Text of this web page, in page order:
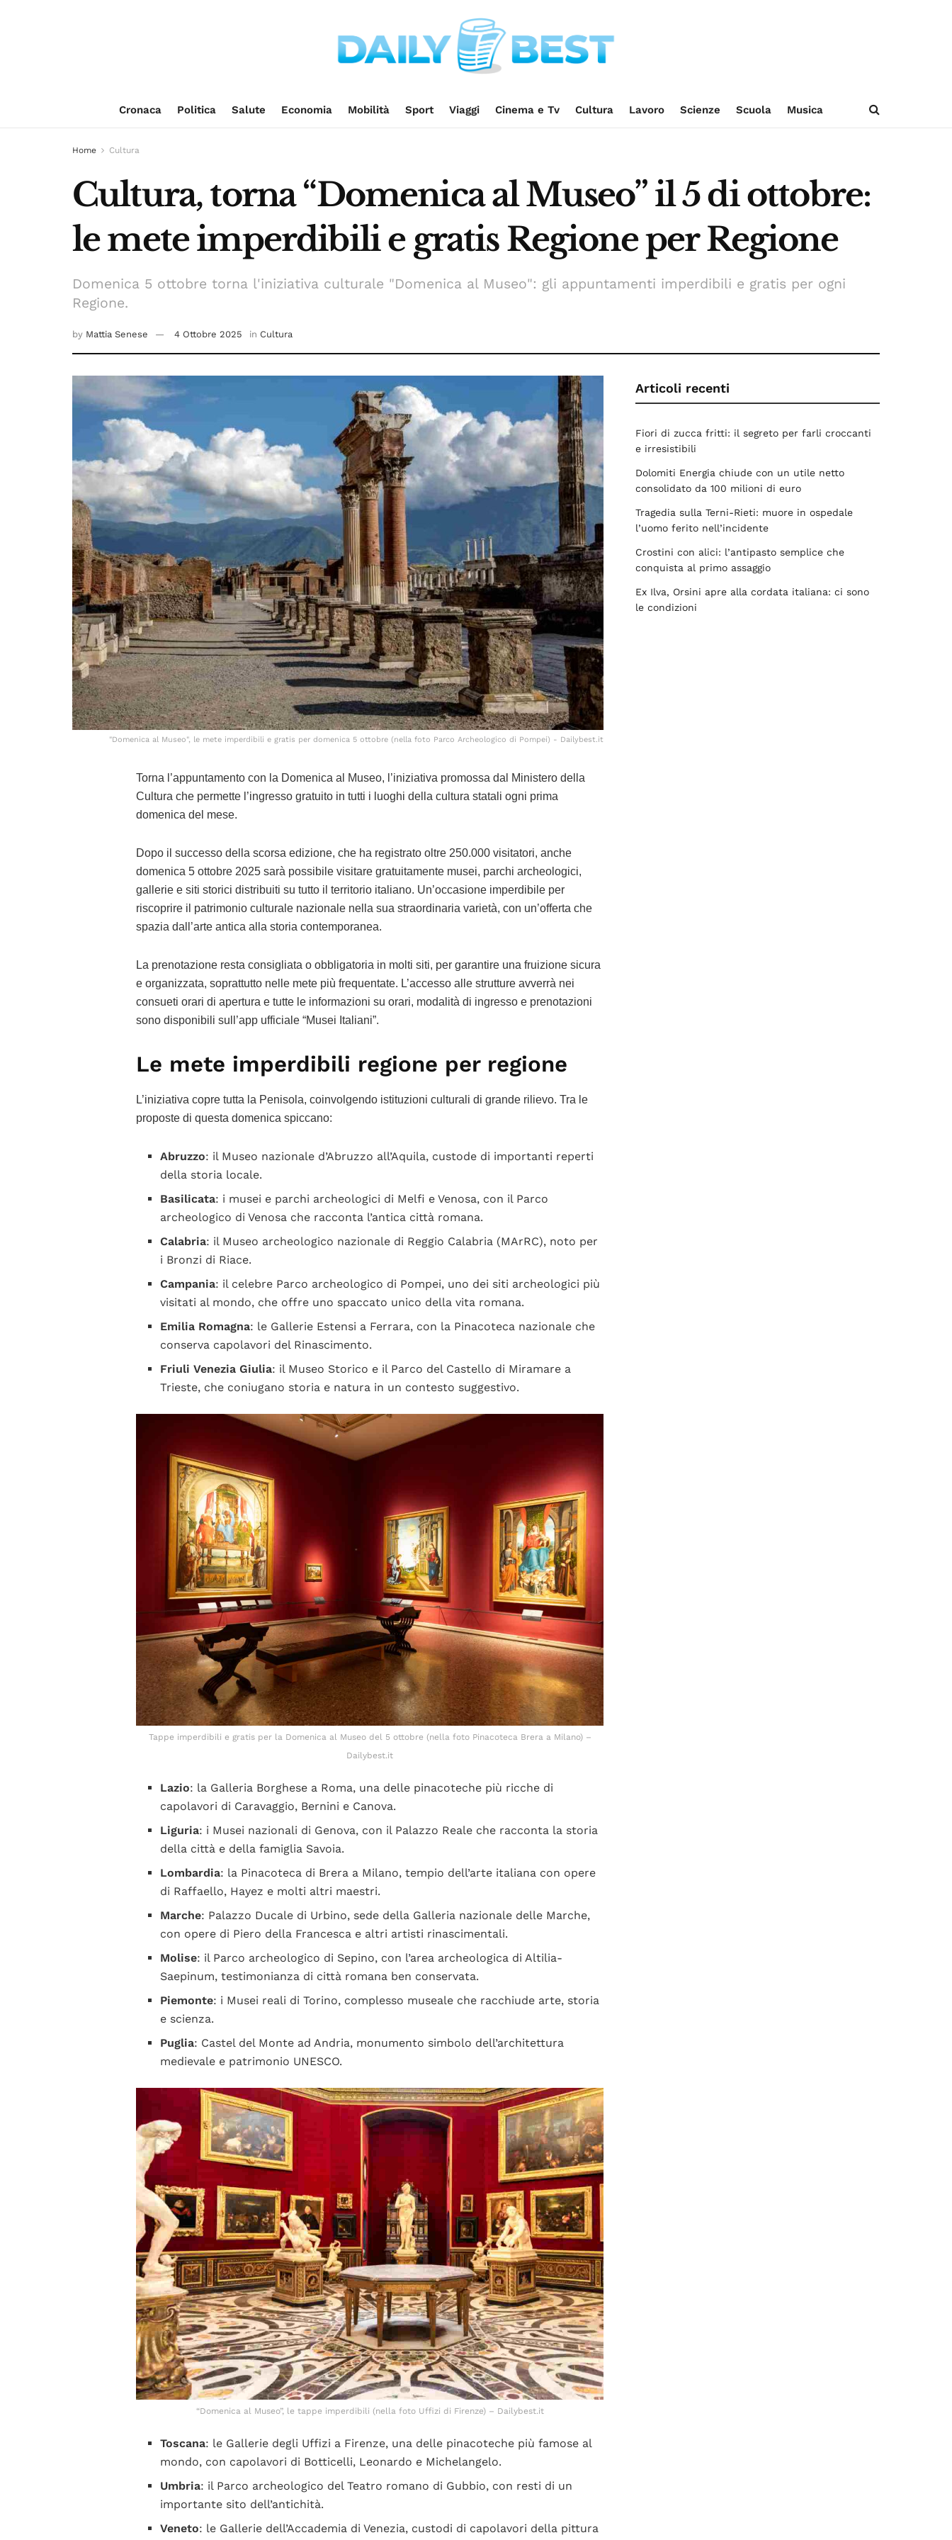
Cronaca Politica Salute Economia Mobilità Sport Viaggi Cinema e Tv Cultura Lavoro Scienze Scuola Musica
Home Cultura
Cultura, torna “Domenica al Museo” il 5 di ottobre:
le mete imperdibili e gratis Regione per Regione
Domenica 5 ottobre torna l'iniziativa culturale "Domenica al Museo": gli appuntamenti imperdibili e gratis per ogni
Regione.
by Mattia Senese 4 Ottobre 2025 in Cultura
"Domenica al Museo", le mete imperdibili e gratis per domenica 5 ottobre (nella foto Parco Archeologico di Pompei) - Dailybest.it
Torna l’appuntamento con la Domenica al Museo, l’iniziativa promossa dal Ministero della
Cultura che permette l’ingresso gratuito in tutti i luoghi della cultura statali ogni prima
domenica del mese.
Dopo il successo della scorsa edizione, che ha registrato oltre 250.000 visitatori, anche
domenica 5 ottobre 2025 sarà possibile visitare gratuitamente musei, parchi archeologici,
gallerie e siti storici distribuiti su tutto il territorio italiano. Un’occasione imperdibile per
riscoprire il patrimonio culturale nazionale nella sua straordinaria varietà, con un’offerta che
spazia dall’arte antica alla storia contemporanea.
La prenotazione resta consigliata o obbligatoria in molti siti, per garantire una fruizione sicura
e organizzata, soprattutto nelle mete più frequentate. L’accesso alle strutture avverrà nei
consueti orari di apertura e tutte le informazioni su orari, modalità di ingresso e prenotazioni
sono disponibili sull’app ufficiale “Musei Italiani”.
Le mete imperdibili regione per regione
L’iniziativa copre tutta la Penisola, coinvolgendo istituzioni culturali di grande rilievo. Tra le
proposte di questa domenica spiccano:
Abruzzo: il Museo nazionale d’Abruzzo all’Aquila, custode di importanti reperti
della storia locale.
Basilicata: i musei e parchi archeologici di Melfi e Venosa, con il Parco
archeologico di Venosa che racconta l’antica città romana.
Calabria: il Museo archeologico nazionale di Reggio Calabria (MArRC), noto per
i Bronzi di Riace.
Campania: il celebre Parco archeologico di Pompei, uno dei siti archeologici più
visitati al mondo, che offre uno spaccato unico della vita romana.
Emilia Romagna: le Gallerie Estensi a Ferrara, con la Pinacoteca nazionale che
conserva capolavori del Rinascimento.
Friuli Venezia Giulia: il Museo Storico e il Parco del Castello di Miramare a
Trieste, che coniugano storia e natura in un contesto suggestivo.
Tappe imperdibili e gratis per la Domenica al Museo del 5 ottobre (nella foto Pinacoteca Brera a Milano) –
Dailybest.it
Lazio: la Galleria Borghese a Roma, una delle pinacoteche più ricche di
capolavori di Caravaggio, Bernini e Canova.
Liguria: i Musei nazionali di Genova, con il Palazzo Reale che racconta la storia
della città e della famiglia Savoia.
Lombardia: la Pinacoteca di Brera a Milano, tempio dell’arte italiana con opere
di Raffaello, Hayez e molti altri maestri.
Marche: Palazzo Ducale di Urbino, sede della Galleria nazionale delle Marche,
con opere di Piero della Francesca e altri artisti rinascimentali.
Molise: il Parco archeologico di Sepino, con l’area archeologica di Altilia-
Saepinum, testimonianza di città romana ben conservata.
Piemonte: i Musei reali di Torino, complesso museale che racchiude arte, storia
e scienza.
Puglia: Castel del Monte ad Andria, monumento simbolo dell’architettura
medievale e patrimonio UNESCO.
“Domenica al Museo”, le tappe imperdibili (nella foto Uffizi di Firenze) – Dailybest.it
Toscana: le Gallerie degli Uffizi a Firenze, una delle pinacoteche più famose al
mondo, con capolavori di Botticelli, Leonardo e Michelangelo.
Umbria: il Parco archeologico del Teatro romano di Gubbio, con resti di un
importante sito dell’antichità.
Veneto: le Gallerie dell’Accademia di Venezia, custodi di capolavori della pittura
Articoli recenti
Fiori di zucca fritti: il segreto per farli croccanti
e irresistibili
Dolomiti Energia chiude con un utile netto
consolidato da 100 milioni di euro
Tragedia sulla Terni-Rieti: muore in ospedale
l’uomo ferito nell’incidente
Crostini con alici: l’antipasto semplice che
conquista al primo assaggio
Ex Ilva, Orsini apre alla cordata italiana: ci sono
le condizioni